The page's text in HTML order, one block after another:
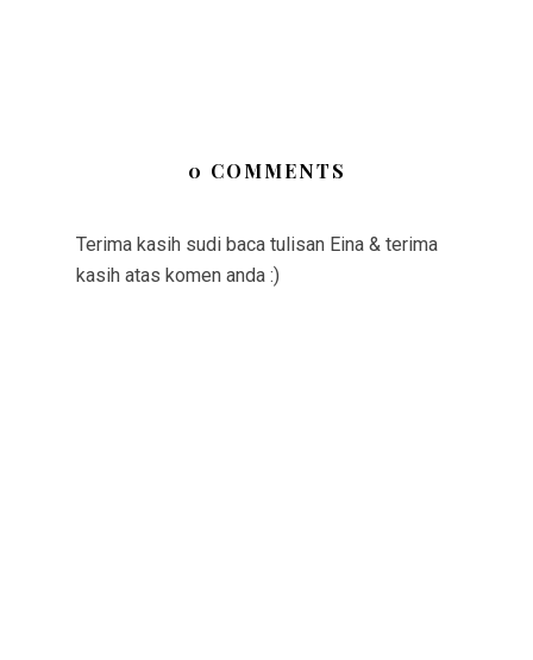
0 COMMENTS
Terima kasih sudi baca tulisan Eina & terima
kasih atas komen anda :)